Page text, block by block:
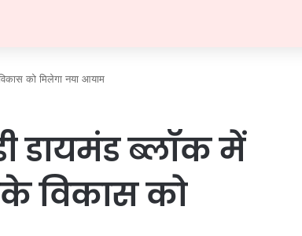
को मिलेगा नया आयाम
डायमंड ब्लॉक में
के विकास को